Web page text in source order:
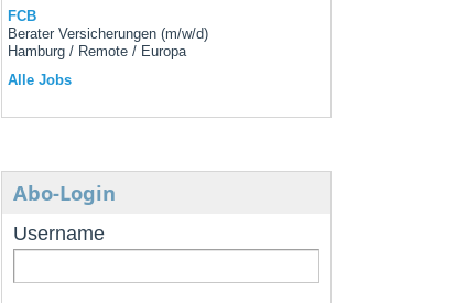
FCB
Berater Versicherungen (m/w/d)
Hamburg / Remote / Europa
Alle Jobs
Abo-Login
Username